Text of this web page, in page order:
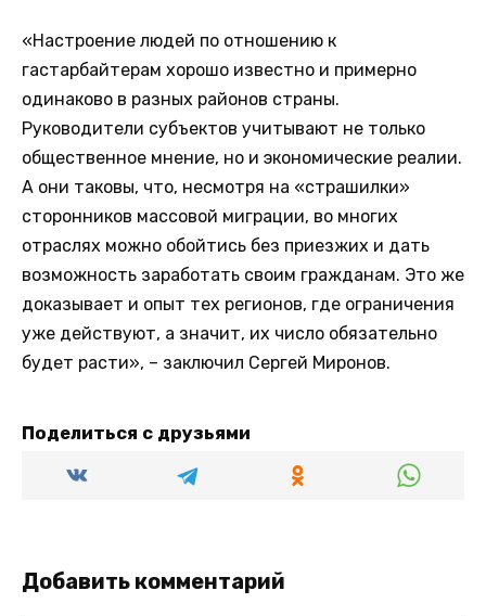
«Настроение людей по отношению к
гастарбайтерам хорошо известно и примерно
одинаково в разных районов страны.
Руководители субъектов учитывают не только
общественное мнение, но и экономические реалии.
А они таковы, что, несмотря на «страшилки»
сторонников массовой миграции, во многих
отраслях можно обойтись без приезжих и дать
возможность заработать своим гражданам. Это же
доказывает и опыт тех регионов, где ограничения
уже действуют, а значит, их число обязательно
будет расти», – заключил Сергей Миронов.
Поделиться с друзьями
Добавить комментарий